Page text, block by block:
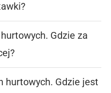
Gdzie za
hurtowych. Gdzie jest